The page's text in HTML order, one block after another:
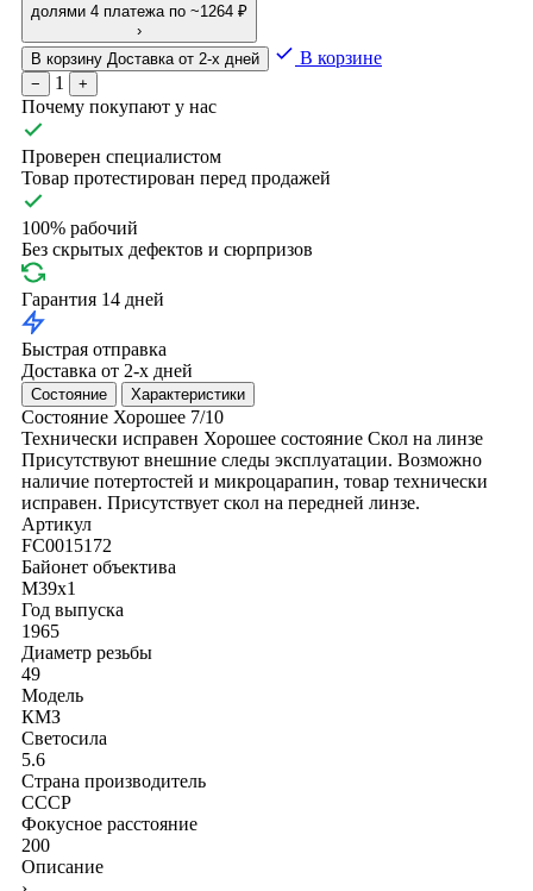
долями 4 платежа по ~1264 ₽
›
В корзину Доставка от 2-х дней В корзине
− 1 +
Почему покупают у нас
Проверен специалистом
Товар протестирован перед продажей
100% рабочий
Без скрытых дефектов и сюрпризов
Гарантия 14 дней
Быстрая отправка
Доставка от 2-х дней
Состояние Характеристики
Состояние Хорошее 7/10
Технически исправен Хорошее состояние Скол на линзе
Присутствуют внешние следы эксплуатации. Возможно
наличие потертостей и микроцарапин, товар технически
исправен. Присутствует скол на передней линзе.
Артикул
FC0015172
Байонет объектива
M39x1
Год выпуска
1965
Диаметр резьбы
49
Модель
КМЗ
Светосила
5.6
Страна производитель
СССР
Фокусное расстояние
200
Описание